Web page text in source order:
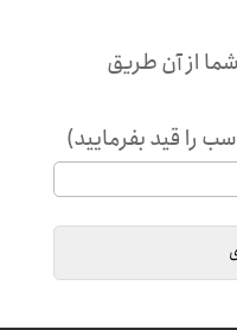
از آن طریق
را قید بفرمایید)